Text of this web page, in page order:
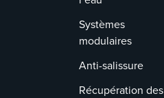
Systèmes
modulaires
Anti-salissure
Récupération des